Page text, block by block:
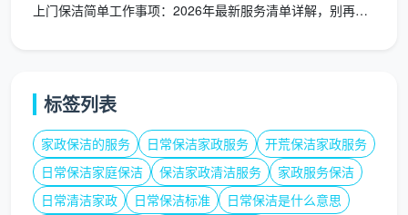
三级闭环巡检机制
的质量管理工具，具体的运作流程如下：
步骤1：每日保洁员“自查自填”
日常保洁员在完成每日的全部保洁作业后，须按照
上门保洁简单工作事项：2026年最新服务清单详解，别再误解你
标签列表
家政保洁的服务 日常保洁家政服务
开荒保洁家政服务
日常保洁家庭保洁
保洁家政清洁服务
家政服务保洁
日常清洁家政
日常保洁标准
日常保洁是什么意思